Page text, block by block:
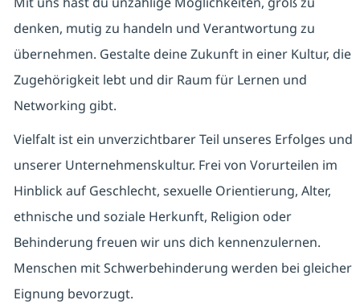
denken, mutig zu handeln und Verantwortung zu
übernehmen. Gestalte deine Zukunft in einer Kultur, die
Zugehörigkeit lebt und dir Raum für Lernen und
Networking gibt.
Vielfalt ist ein unverzichtbarer Teil unseres Erfolges und
unserer Unternehmenskultur. Frei von Vorurteilen im
Hinblick auf Geschlecht, sexuelle Orientierung, Alter,
ethnische und soziale Herkunft, Religion oder
Behinderung freuen wir uns dich kennenzulernen.
Menschen mit Schwerbehinderung werden bei gleicher
Eignung bevorzugt.